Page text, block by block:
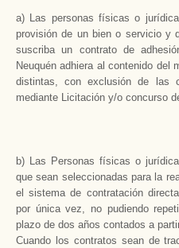
a) Las personas físicas o
provisión de un bien o servicio y
suscriba un contrato de
Neuquén adhiera al contenido del
distintas, con exclusión de las
mediante Licitación y/o concurso
b) Las Personas físicas o
que sean seleccionadas para la
el sistema de contratación
por única vez, no pudiendo
plazo de dos años contados a
Cuando los contratos sean de